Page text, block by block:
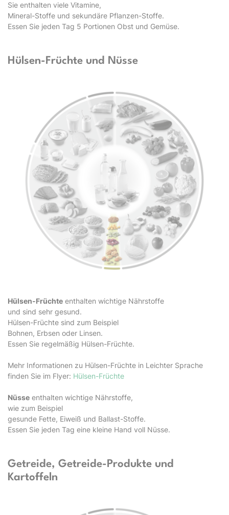
Sie enthalten viele Vitamine,
Mineral-Stoffe und sekundäre Pflanzen-Stoffe.
Essen Sie jeden Tag 5 Portionen Obst und Gemüse.
Hülsen-Früchte und Nüsse
Hülsen-Früchte enthalten wichtige Nährstoffe
und sind sehr gesund.
Hülsen-Früchte sind zum Beispiel
Bohnen, Erbsen oder Linsen.
Essen Sie regelmäßig Hülsen-Früchte.
Mehr Informationen zu Hülsen-Früchte in Leichter Sprache
finden Sie im Flyer: Hülsen-Früchte
Nüsse enthalten wichtige Nährstoffe,
wie zum Beispiel
gesunde Fette, Eiweiß und Ballast-Stoffe.
Essen Sie jeden Tag eine kleine Hand voll Nüsse.
Getreide, Getreide-Produkte und
Kartoffeln